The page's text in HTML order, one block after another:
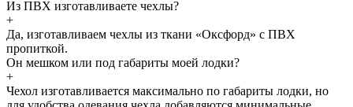
Из ПВХ изготавливаете чехлы?
+
Да, изготавливаем чехлы из ткани «Оксфорд» с ПВХ
пропиткой.
Он мешком или под габариты моей лодки?
+
Чехол изготавливается максимально по габариты лодки, но